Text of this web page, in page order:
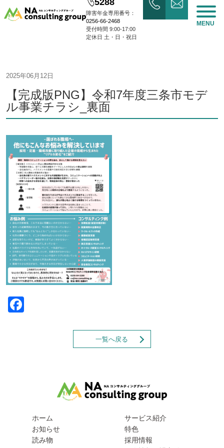
障害年金専用番号：
0256-66-2468
受付時間 9:00-17:00
定休日 土・日・祝日
MENU
2025年06月12日
【完成版PNG】令和7年度三条市モデ
ル事業チラシ_裏面
一覧へ戻る
ホーム
お知らせ
読み物
サービス紹介
特色
採用情報